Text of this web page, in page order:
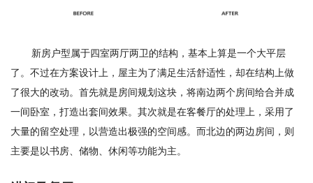
新房户型属于四室两厅两卫的结构，基本上算是一个大平层
了。不过在方案设计上，屋主为了满足生活舒适性，却在结构上做
了很大的改动。首先就是房间规划这块，将南边两个房间给合并成
一间卧室，打造出套间效果。其次就是在客餐厅的处理上，采用了
大量的留空处理，以营造出极强的空间感。而北边的两边房间，则
主要是以书房、储物、休闲等功能为主。